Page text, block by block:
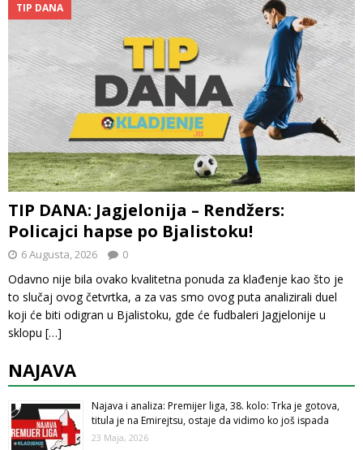
TIP DANA
TIP DANA: Jagjelonija – Rendžers:
Policajci hapse po Bjalistoku!
6 Augusta, 2026 0
Odavno nije bila ovako kvalitetna ponuda za klađenje kao što je
to slučaj ovog četvrtka, a za vas smo ovog puta analizirali duel
koji će biti odigran u Bjalistoku, gde će fudbaleri Jagjelonije u
sklopu […]
NAJAVA
Najava i analiza: Premijer liga, 38. kolo: Trka je gotova,
titula je na Emirejtsu, ostaje da vidimo ko još ispada
23 Maja, 2026